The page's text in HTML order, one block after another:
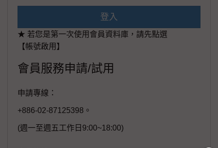
登入
★ 若您是第一次使用會員資料庫，請先點選
【帳號啟用】
會員服務申請/試用
申請專線：
+886-02-87125398。
(週一至週五工作日9:00~18:00)